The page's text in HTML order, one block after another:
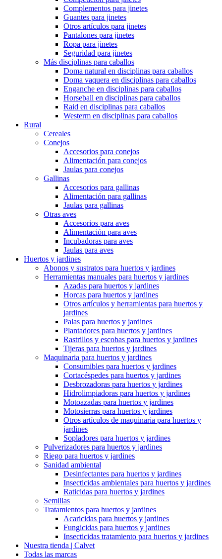
Complementos para jinetes
Guantes para jinetes
Otros artículos para jinetes
Pantalones para jinetes
Ropa para jinetes
Seguridad para jinetes
Más disciplinas para caballos
Doma natural en disciplinas para caballos
Doma vaquera en disciplinas para caballos
Enganche en disciplinas para caballos
Horseball en disciplinas para caballos
Raid en disciplinas para caballos
Westerm en disciplinas para caballos
Rural
Cereales
Conejos
Accesorios para conejos
Alimentación para conejos
Jaulas para conejos
Gallinas
Accesorios para gallinas
Alimentación para gallinas
Jaulas para gallinas
Otras aves
Accesorios para aves
Alimentación para aves
Incubadoras para aves
Jaulas para aves
Huertos y jardines
Abonos y sustratos para huertos y jardines
Herramientas manuales para huertos y jardines
Azadas para huertos y jardines
Horcas para huertos y jardines
Otros artículos y herramientas para huertos y
jardines
Palas para huertos y jardines
Plantadores para huertos y jardines
Rastrillos y escobas para huertos y jardines
Tijeras para huertos y jardines
Maquinaria para huertos y jardines
Consumibles para huertos y jardines
Cortacéspedes para huertos y jardines
Desbrozadoras para huertos y jardines
Hidrolimpiadoras para huertos y jardines
Motoazadas para huertos y jardines
Motosierras para huertos y jardines
Otros artículos de maquinaria para huertos y
jardines
Sopladores para huertos y jardines
Pulverizadores para huertos y jardines
Riego para huertos y jardines
Sanidad ambiental
Desinfectantes para huertos y jardines
Insecticidas ambientales para huertos y jardines
Raticidas para huertos y jardines
Semillas
Tratamientos para huertos y jardines
Acaricidas para huertos y jardines
Fungicidas para huertos y jardines
Insecticidas tratamiento para huertos y jardines
Nuestra tienda | Calvet
Todas las marcas